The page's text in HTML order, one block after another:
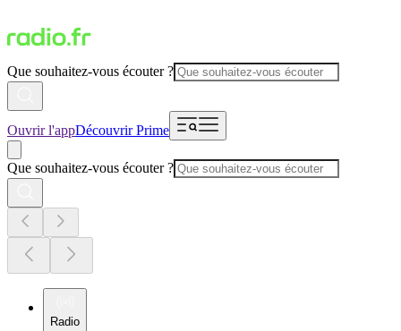
Que souhaitez-vous écouter ?
Ouvrir l'appDécouvrir Prime
Que souhaitez-vous écouter ?
Radio